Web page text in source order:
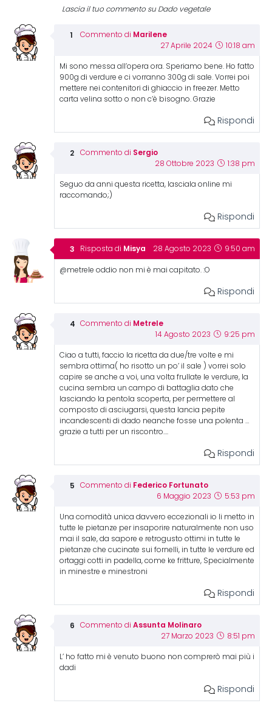
Lascia il tuo commento su Dado vegetale
Commento di Marilene
27 Aprile 2024 10:18 am
Mi sono messa all’opera ora. Speriamo bene. Ho fatto
900g di verdure e ci vorranno 300g di sale. Vorrei poi
mettere nei contenitori di ghiaccio in freezer. Metto
carta velina sotto o non c’è bisogno. Grazie
Rispondi
Commento di Sergio
28 Ottobre 2023 1:38 pm
Seguo da anni questa ricetta, lasciala online mi
raccomando;)
Rispondi
Risposta di Misya 28 Agosto 2023 9:50 am
@metrele oddio non mi è mai capitato. :O
Rispondi
Commento di Metrele
14 Agosto 2023 9:25 pm
Ciao a tutti, faccio la ricetta da due/tre volte e mi
sembra ottima( ho risotto un po’ il sale ) vorrei solo
capire se anche a voi, una volta frullate le verdure, la
cucina sembra un campo di battaglia dato che
lasciando la pentola scoperta, per permettere al
composto di asciugarsi, questa lancia pepite
incandescenti di dado neanche fosse una polenta …
grazie a tutti per un riscontro….
Rispondi
Commento di Federico Fortunato
6 Maggio 2023 5:53 pm
Una comodità unica davvero eccezionali io li metto in
tutte le pietanze per insaporire naturalmente non uso
mai il sale, da sapore e retrogusto ottimi in tutte le
pietanze che cucinate sui fornelli, in tutte le verdure ed
ortaggi cotti in padella, come ke fritture, Specialmente
in minestre e minestroni
Rispondi
Commento di Assunta Molinaro
27 Marzo 2023 8:51 pm
L’ ho fatto mi è venuto buono non comprerò mai più i
dadi
Rispondi